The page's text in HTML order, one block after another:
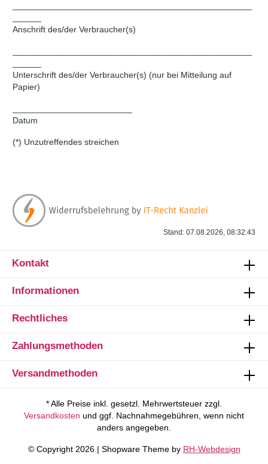
Anschrift des/der Verbraucher(s)
Unterschrift des/der Verbraucher(s) (nur bei Mitteilung auf
Papier)
Datum
(*) Unzutreffendes streichen
Stand: 07.08.2026, 08:32:43
Kontakt
Informationen
Rechtliches
Zahlungsmethoden
Versandmethoden
* Alle Preise inkl. gesetzl. Mehrwertsteuer zzgl.
Versandkosten und ggf. Nachnahmegebühren, wenn nicht
anders angegeben.
© Copyright 2026 | Shopware Theme by RH-Webdesign